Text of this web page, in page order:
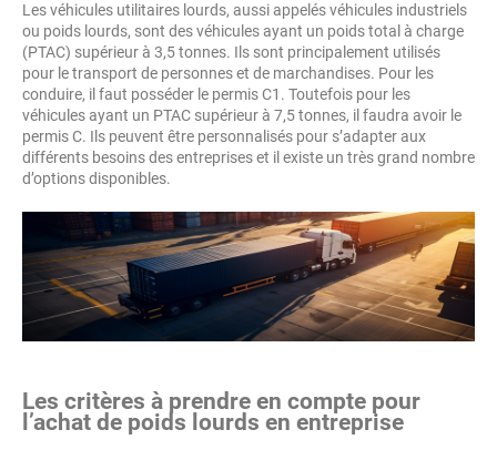
Les véhicules utilitaires lourds, aussi appelés véhicules industriels
ou poids lourds, sont des véhicules ayant un poids total à charge
(PTAC) supérieur à 3,5 tonnes. Ils sont principalement utilisés
pour le transport de personnes et de marchandises. Pour les
conduire, il faut posséder le permis C1. Toutefois pour les
véhicules ayant un PTAC supérieur à 7,5 tonnes, il faudra avoir le
permis C. Ils peuvent être personnalisés pour s’adapter aux
différents besoins des entreprises et il existe un très grand nombre
d’options disponibles.
Les critères à prendre en compte pour
l’achat de poids lourds en entreprise